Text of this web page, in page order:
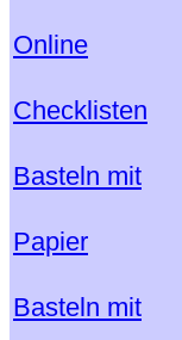
Online
Checklisten
Basteln mit
Papier
Basteln mit